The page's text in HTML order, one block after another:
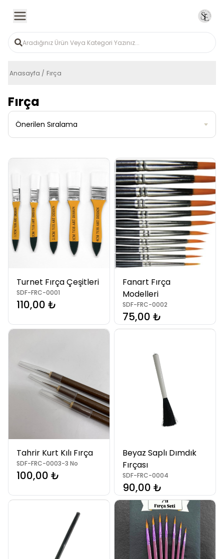
Anasayfa Fırça
Fırça
Önerilen Sıralama
Turnet Fırça Çeşitleri
SDF-FRC-0001
110,00 ₺
Fanart Fırça
Modelleri
SDF-FRC-0002
75,00 ₺
Tahrir Kurt Kılı Fırça
SDF-FRC-0003-3 No
100,00 ₺
Beyaz Saplı Dımdık
Fırçası
SDF-FRC-0004
90,00 ₺